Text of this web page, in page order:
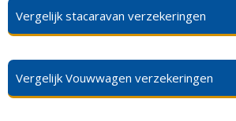
Vergelijk stacaravan verzekeringen
Vergelijk Vouwwagen verzekeringen